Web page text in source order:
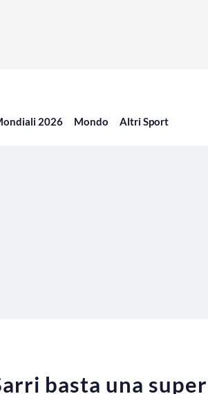
2026 Mondo Altri Sport
basta una super